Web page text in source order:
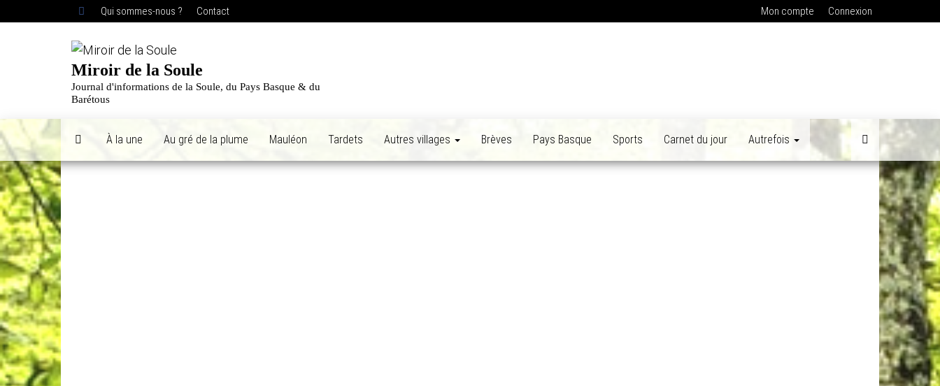
Qui sommes-nous ? Contact Mon compte Connexion
Miroir de la Soule
Journal d'informations de la Soule, du Pays Basque & du
Barétous
À la une Au gré de la plume Mauléon Tardets Autres villages Brèves Pays Basque Sports Carnet du jour Autrefois